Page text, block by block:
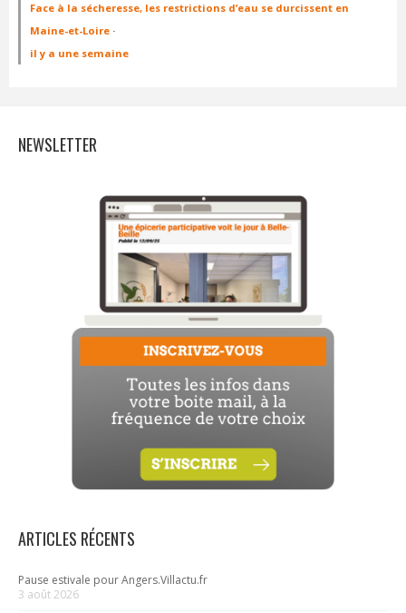
Face à la sécheresse, les restrictions d’eau se durcissent en
Maine-et-Loire ·
il y a une semaine
NEWSLETTER
ARTICLES RÉCENTS
Pause estivale pour Angers.Villactu.fr
3 août 2026